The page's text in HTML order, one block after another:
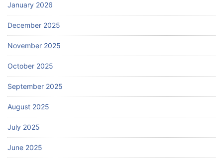
January 2026
December 2025
November 2025
October 2025
September 2025
August 2025
July 2025
June 2025